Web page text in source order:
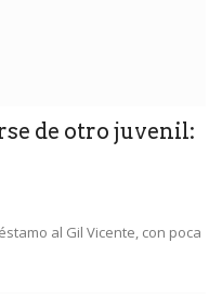
de otro juvenil:
al Gil Vicente, con poca